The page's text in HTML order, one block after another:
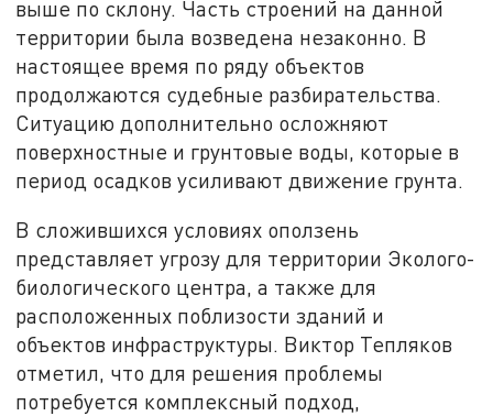
выше по склону. Часть строений на данной
территории была возведена незаконно. В
настоящее время по ряду объектов
продолжаются судебные разбирательства.
Ситуацию дополнительно осложняют
поверхностные и грунтовые воды, которые в
период осадков усиливают движение грунта.
В сложившихся условиях оползень
представляет угрозу для территории Эколого-
биологического центра, а также для
расположенных поблизости зданий и
объектов инфраструктуры. Виктор Тепляков
отметил, что для решения проблемы
потребуется комплексный подход,